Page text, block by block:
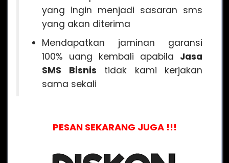
yang ingin menjadi sasaran sms
yang akan diterima
Mendapatkan jaminan garansi
100% uang kembali apabila Jasa
SMS Bisnis tidak kami kerjakan
sama sekali
PESAN SEKARANG JUGA !!!